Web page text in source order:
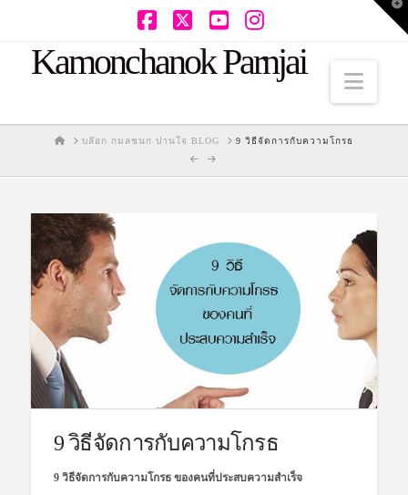
Kamonchanok Parnjai
HOMEบล๊อก กมลชนก ปานใจ BLOG 9 วิธีจัดการกับความโกรธ
9 วิธีจัดการกับความโกรธ
9 วิธีจัดการกับความโกรธ ของคนที่ประสบความสำเร็จ